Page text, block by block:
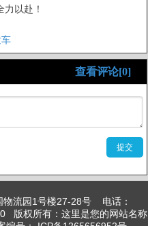
以赴！
查看评论[0]
物流园1号楼27-28号 电话：
版权所有：这里是您的网站名称